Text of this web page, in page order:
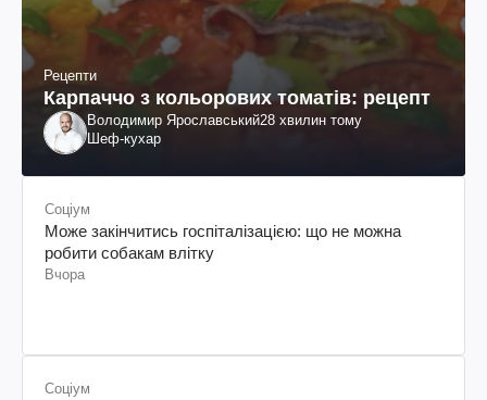
Рецепти
Карпаччо з кольорових томатів: рецепт
Володимир Ярославський28 хвилин тому
Шеф-кухар
Соціум
Може закінчитись госпіталізацією: що не можна
робити собакам влітку
Вчора
Соціум